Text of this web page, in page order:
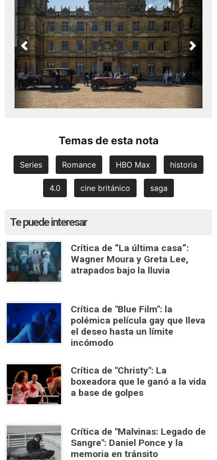
Previous Next
Temas de esta nota
Series Romance HBO Max historia
4.0 cine británico saga
Te puede interesar
Crítica de “La última casa”:
Wagner Moura y Greta Lee,
atrapados bajo la lluvia
Crítica de "Blue Film": la
polémica película gay que lleva
el deseo hasta un límite
incómodo
Crítica de "Christy": La
boxeadora que le ganó a la vida
a base de golpes
Crítica de "Malvinas: Legado de
Sangre": Daniel Ponce y la
memoria en tránsito